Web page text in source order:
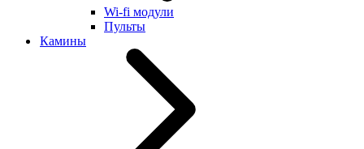
Wi-fi модули
Пульты
Камины